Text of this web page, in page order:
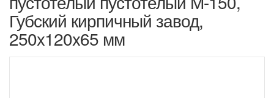
Губский кирпичный завод,
250x120x65 мм